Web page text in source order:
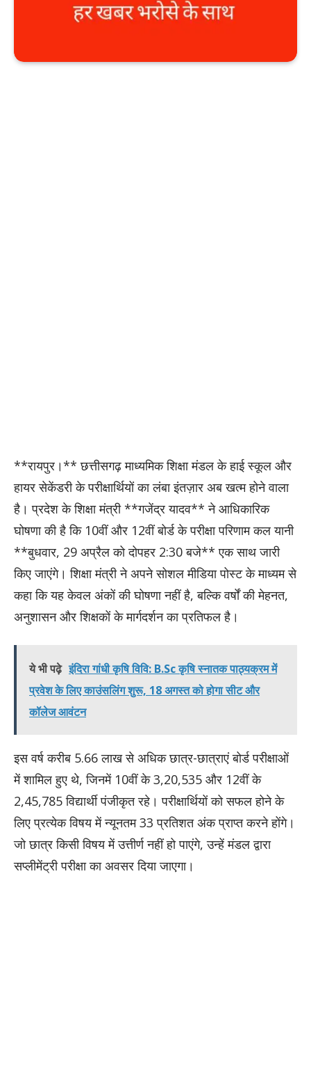
**रायपुर।** छत्तीसगढ़ माध्यमिक शिक्षा मंडल के हाई स्कूल और
हायर सेकेंडरी के परीक्षार्थियों का लंबा इंतज़ार अब खत्म होने वाला
है। प्रदेश के शिक्षा मंत्री **गजेंद्र यादव** ने आधिकारिक
घोषणा की है कि 10वीं और 12वीं बोर्ड के परीक्षा परिणाम कल यानी
**बुधवार, 29 अप्रैल को दोपहर 2:30 बजे** एक साथ जारी
किए जाएंगे। शिक्षा मंत्री ने अपने सोशल मीडिया पोस्ट के माध्यम से
कहा कि यह केवल अंकों की घोषणा नहीं है, बल्कि वर्षों की मेहनत,
अनुशासन और शिक्षकों के मार्गदर्शन का प्रतिफल है।
ये भी पढ़े इंदिरा गांधी कृषि विवि: B.Sc कृषि स्नातक पाठ्यक्रम में
प्रवेश के लिए काउंसलिंग शुरू, 18 अगस्त को होगा सीट और
कॉलेज आवंटन
इस वर्ष करीब 5.66 लाख से अधिक छात्र-छात्राएं बोर्ड परीक्षाओं
में शामिल हुए थे, जिनमें 10वीं के 3,20,535 और 12वीं के
2,45,785 विद्यार्थी पंजीकृत रहे। परीक्षार्थियों को सफल होने के
लिए प्रत्येक विषय में न्यूनतम 33 प्रतिशत अंक प्राप्त करने होंगे।
जो छात्र किसी विषय में उत्तीर्ण नहीं हो पाएंगे, उन्हें मंडल द्वारा
सप्लीमेंट्री परीक्षा का अवसर दिया जाएगा।